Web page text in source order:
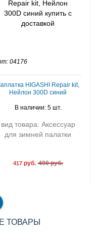
04176
HIGASHI Repair kit,
Нейлон 300D синий
В наличии: 5 шт.
вид товара: Аксессуар
для зимней палатки
417 руб. 490 руб.
ТОВАРЫ